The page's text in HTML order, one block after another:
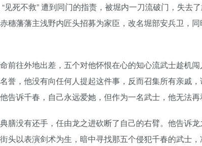
死不救” 遭到同门的指责，被堀内一刀流破门，失去
藩藩主浅野内匠头招募为家臣，改名堀部安兵卫，
往外地出差，五个对他怀恨在心的知心流武士趁机
，他没有向任何人提起这件事，反而召集所有亲戚，
诉千春，自己永远爱她，但作为一名武士，他无法再
没有还手，任由龙之进砍断了自己的右臂。他告诉
以表演剑术为生，暗中寻找那五个侵犯千春的武士，